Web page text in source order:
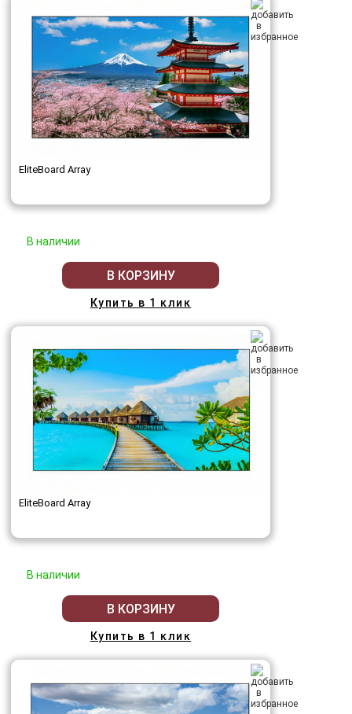
EliteBoard Array
В наличии
В КОРЗИНУ
Купить в 1 клик
EliteBoard Array
В наличии
В КОРЗИНУ
Купить в 1 клик